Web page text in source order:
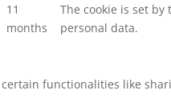
11
months
The cookie is set
personal data.
functionalities like